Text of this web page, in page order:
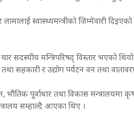
स्वास्थ्यमन्त्रीको जिम्मेवारी
सदस्यीय मन्त्रिपरिषद् विस्तार भएको
सहकारी र उद्योग पर्यटन वन तथा
भौतिक पूर्वाधार तथा विकास
सम्हाल्दै आएका थिए ।